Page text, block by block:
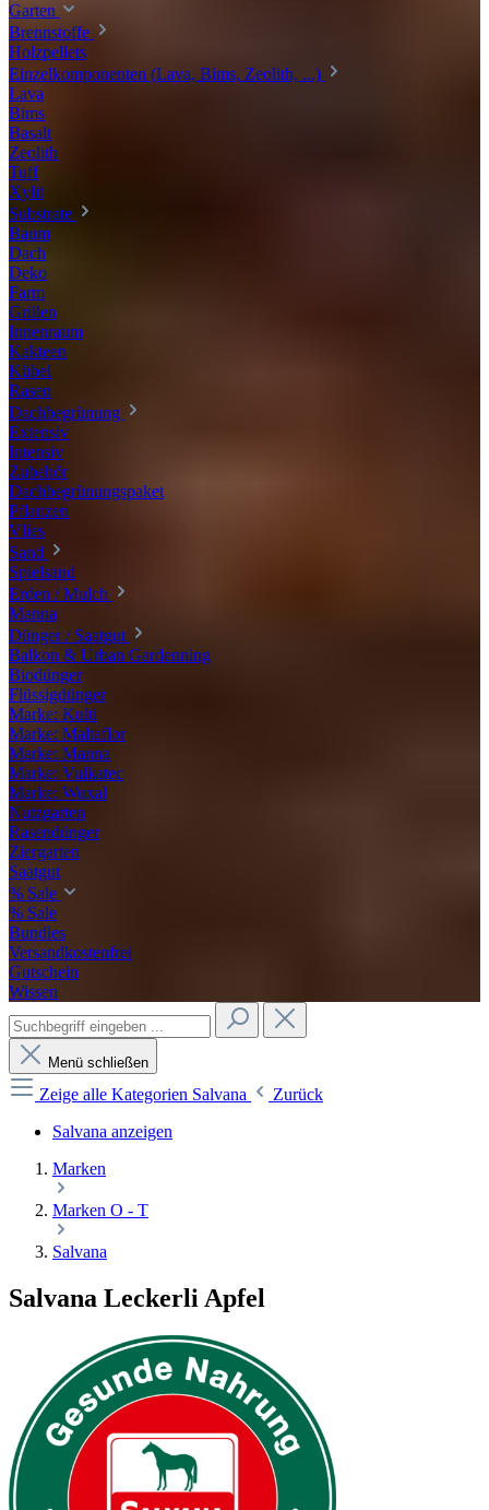
Garten
Brennstoffe
Holzpellets
Einzelkomponenten (Lava, Bims, Zeolith, ...)
Lava
Bims
Basalt
Zeolith
Tuff
Xylit
Substrate
Baum
Dach
Deko
Farm
Grillen
Innenraum
Kakteen
Kübel
Rasen
Dachbegrünung
Extensiv
Intensiv
Zubehör
Dachbegrünungspaket
Pflanzen
Vlies
Sand
Spielsand
Erden / Mulch
Manna
Dünger / Saatgut
Balkon & Urban Gardenning
Biodünger
Flüssigdünger
Marke: Kulti
Marke: Maltaflor
Marke: Manna
Marke: Vulkatec
Marke: Wuxal
Nutzgarten
Rasendünger
Ziergarten
Saatgut
% Sale
% Sale
Bundles
Versandkostenfrei
Gutschein
Wissen
Menü schließen
Zeige alle Kategorien Salvana
Zurück
Salvana anzeigen
Marken
Marken O - T
Salvana
Salvana Leckerli Apfel